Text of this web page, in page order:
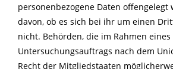
personenbezogene Daten offengelegt
davon, ob es sich bei ihr um einen
nicht. Behörden, die im Rahmen
Untersuchungsauftrags nach dem
Recht der Mitgliedstaaten